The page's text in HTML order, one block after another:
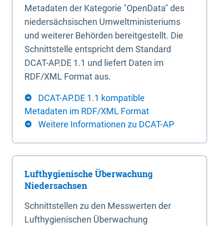
Metadaten der Kategorie "OpenData" des
niedersächsischen Umweltministeriums
und weiterer Behörden bereitgestellt. Die
Schnittstelle entspricht dem Standard
DCAT-AP.DE 1.1 und liefert Daten im
RDF/XML Format aus.
DCAT-AP.DE 1.1 kompatible
Metadaten im RDF/XML Format
Weitere Informationen zu DCAT-AP
Lufthygienische Überwachung
Niedersachsen
Schnittstellen zu den Messwerten der
Lufthygienischen Überwachung